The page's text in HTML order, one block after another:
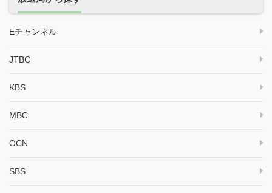
Eチャンネル
JTBC
KBS
MBC
OCN
SBS